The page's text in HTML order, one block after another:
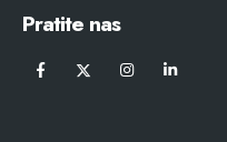
Pratite nas